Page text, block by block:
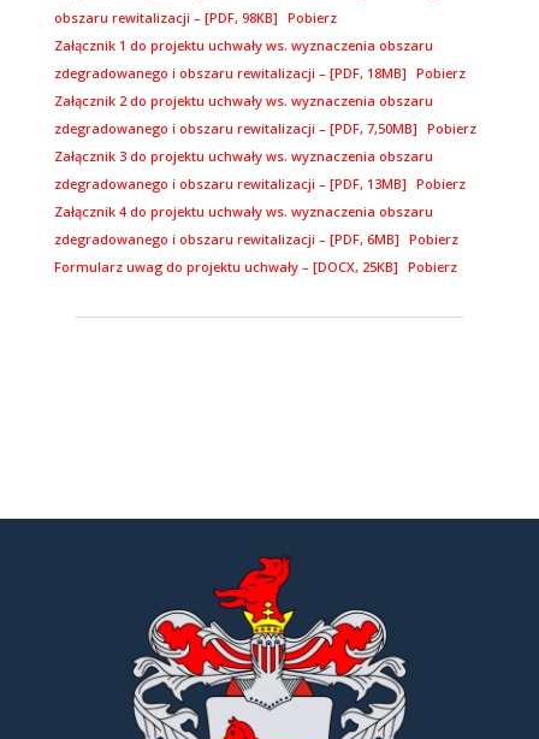
obszaru rewitalizacji – [PDF, 98KB]
Pobierz
Załącznik 1 do projektu uchwały ws. wyznaczenia obszaru
zdegradowanego i obszaru rewitalizacji – [PDF, 18MB]
Pobierz
Załącznik 2 do projektu uchwały ws. wyznaczenia obszaru
zdegradowanego i obszaru rewitalizacji – [PDF, 7,50MB]
Pobierz
Załącznik 3 do projektu uchwały ws. wyznaczenia obszaru
zdegradowanego i obszaru rewitalizacji – [PDF, 13MB]
Pobierz
Załącznik 4 do projektu uchwały ws. wyznaczenia obszaru
zdegradowanego i obszaru rewitalizacji – [PDF, 6MB]
Pobierz
Formularz uwag do projektu uchwały – [DOCX, 25KB]
Pobierz